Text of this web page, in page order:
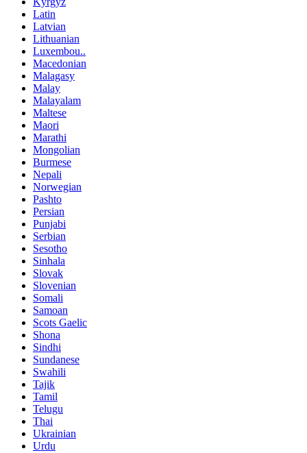
Latin
Latvian
Lithuanian
Luxembou..
Macedonian
Malagasy
Malay
Malayalam
Maltese
Maori
Marathi
Mongolian
Burmese
Nepali
Norwegian
Pashto
Persian
Punjabi
Serbian
Sesotho
Sinhala
Slovak
Slovenian
Somali
Samoan
Scots Gaelic
Shona
Sindhi
Sundanese
Swahili
Tajik
Tamil
Telugu
Thai
Ukrainian
Urdu